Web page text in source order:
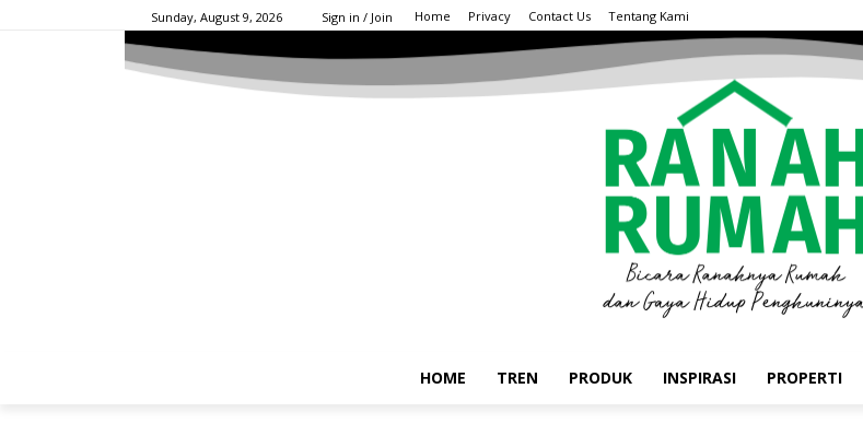
Sunday, August 9, 2026 Sign in / Join Home Privacy Contact Us Tentang Kami
HOME TREN PRODUK INSPIRASI PROPERTI